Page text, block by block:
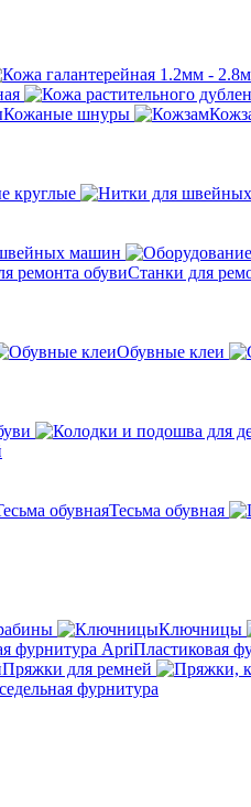
Кожаные шнуры
круглые
машин
Станки для
Обувные клеи
Тесьма обувная
Ключницы
Пластиковая
Пряжки для ремней
фурнитура